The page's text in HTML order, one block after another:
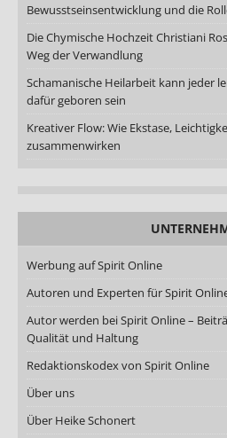
Bewusstseinsentwicklung und die
Die Chymische Hochzeit Christiani
Weg der Verwandlung
Schamanische Heilarbeit kann jeder
dafür geboren sein
Kreativer Flow: Wie Ekstase,
zusammenwirken
Werbung auf Spirit Online
Autoren und Experten für Spirit
Autor werden bei Spirit Online –
Qualität und Haltung
Redaktionskodex von Spirit Online
Über uns
Über Heike Schonert